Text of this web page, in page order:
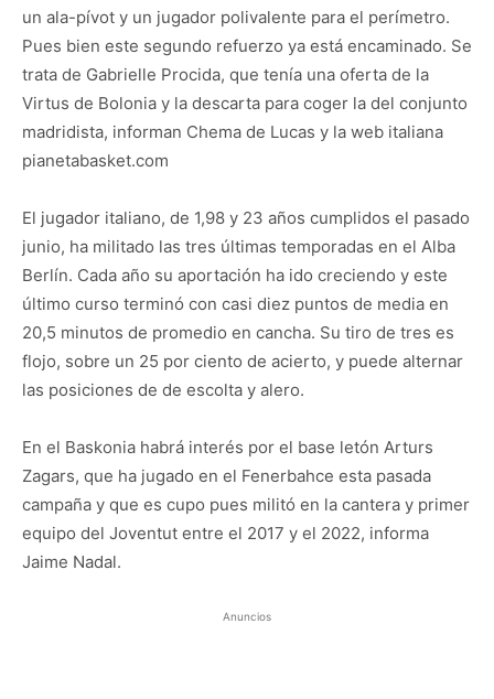
un ala-pívot y un jugador polivalente para el perímetro.
Pues bien este segundo refuerzo ya está encaminado. Se
trata de Gabrielle Procida, que tenía una oferta de la
Virtus de Bolonia y la descarta para coger la del conjunto
madridista, informan Chema de Lucas y la web italiana
pianetabasket.com
El jugador italiano, de 1,98 y 23 años cumplidos el pasado
junio, ha militado las tres últimas temporadas en el Alba
Berlín. Cada año su aportación ha ido creciendo y este
último curso terminó con casi diez puntos de media en
20,5 minutos de promedio en cancha. Su tiro de tres es
flojo, sobre un 25 por ciento de acierto, y puede alternar
las posiciones de de escolta y alero.
En el Baskonia habrá interés por el base letón Arturs
Zagars, que ha jugado en el Fenerbahce esta pasada
campaña y que es cupo pues militó en la cantera y primer
equipo del Joventut entre el 2017 y el 2022, informa
Jaime Nadal.
Anuncios